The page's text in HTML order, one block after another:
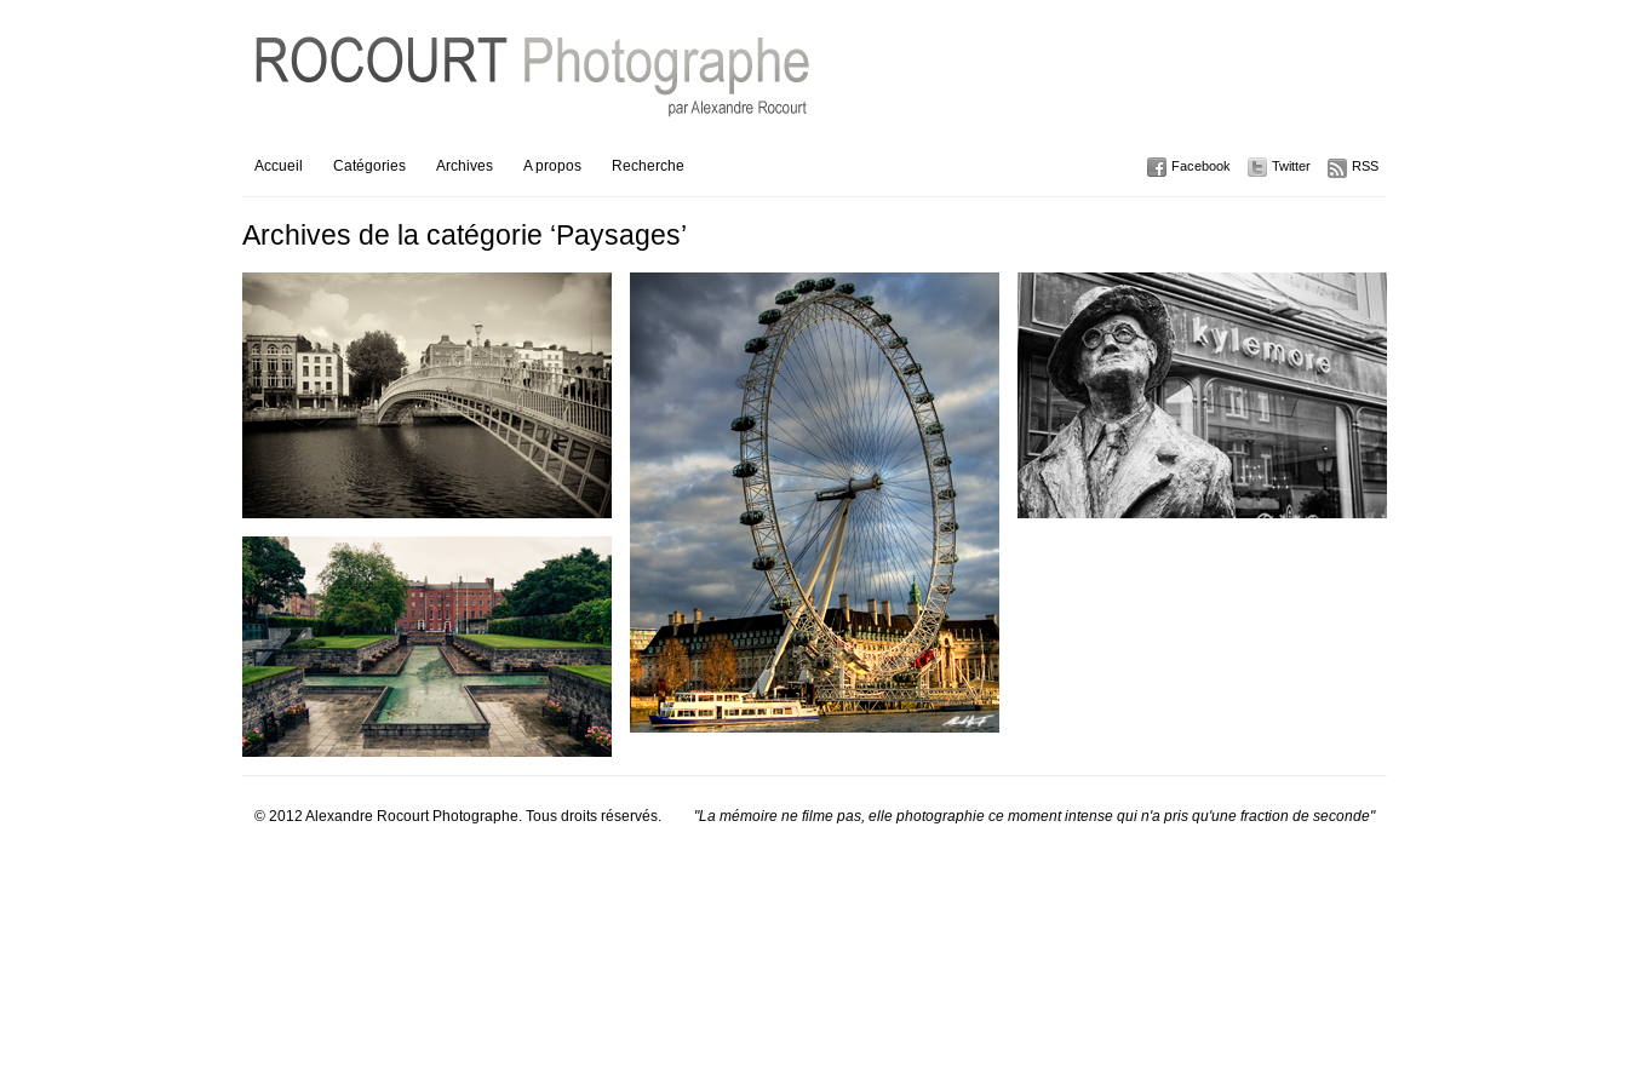
RSS
Twitter
Facebook
Accueil Catégories Archives A propos Recherche
Archives de la catégorie ‘Paysages’
© 2012 Alexandre Rocourt Photographe. Tous droits réservés. "La mémoire ne filme pas, elle photographie ce moment intense qui n'a pris qu'une fraction de seconde"